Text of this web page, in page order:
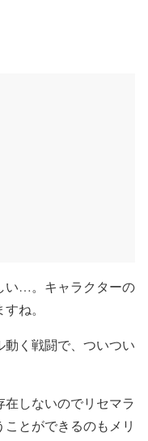
い…。キャラクターの
ね。
く戦闘で、ついつい
しないのでリセマラ
とができるのもメリ